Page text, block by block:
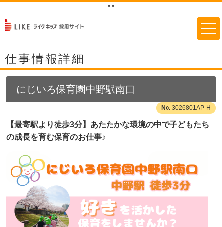
" "
仕事情報詳細
にじいろ保育園中野駅南口
3026801AP-H
【最寄駅より徒歩3分】あたたかな環境の中で子どもたち
の成長を育む保育のお仕事♪